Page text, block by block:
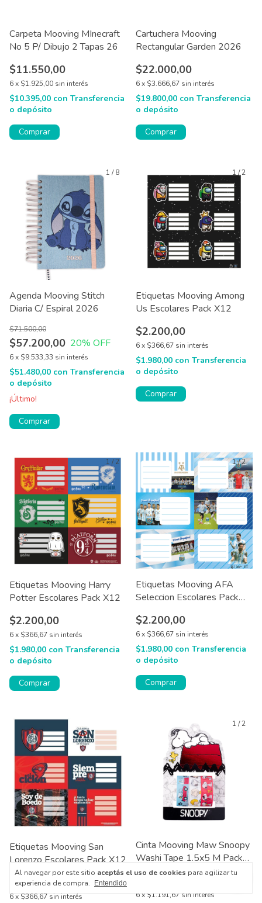
Al navegar por este sitio aceptás el uso de cookies para agilizar tu
experiencia de compra.
Entendido
Carpeta Mooving MInecraft
No 5 P/ Dibujo 2 Tapas 26
$11.550,00
6x $1.925,00 sin interés
$10.395,00 con Transferencia
o depósito
Cartuchera Mooving
Rectangular Garden 2026
$22.000,00
6x $3.666,67 sin interés
$19.800,00 con Transferencia
o depósito
1 /8
Agenda Mooving Stitch
Diaria C/ Espiral 2026
$57.200,00
$71.500,00
20% OFF
6x $9.533,33 sin interés
$51.480,00 con Transferencia
o depósito
¡Último!
1 /2
Etiquetas Mooving Among
Us Escolares Pack X12
$2.200,00
6x $366,67 sin interés
$1.980,00 con Transferencia
o depósito
Comprar
1 /2
Etiquetas Mooving Harry
Potter Escolares Pack X12
$2.200,00
6x $366,67 sin interés
$1.980,00 con Transferencia
o depósito
Comprar
1/2
Etiquetas Mooving AFA
Seleccion Escolares Pack
$2.200,00
6x $366,67 sin interés
$1.980,00 con Transferencia
o depósito
Comprar
Etiquetas Mooving San
Lorenzo Escolares Pack X12
$2.200,00
6x $366,67 sin interés
1 /2
Cinta Mooving Maw Snoopy
Washi Tape 1.5x5 M Pack
X3
6x $1.191,67 sin interés